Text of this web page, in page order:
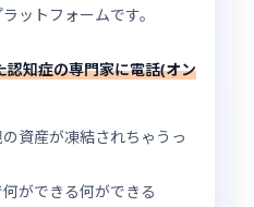
ットフォームです。
認知症の専門家に電話(オン
資産が凍結されちゃうっ
ができる何ができる